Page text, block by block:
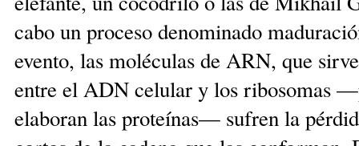
cabo un proceso denominado
evento, las moléculas de ARN, que
entre el ADN celular y los ribosomas
elaboran las proteínas— sufren la